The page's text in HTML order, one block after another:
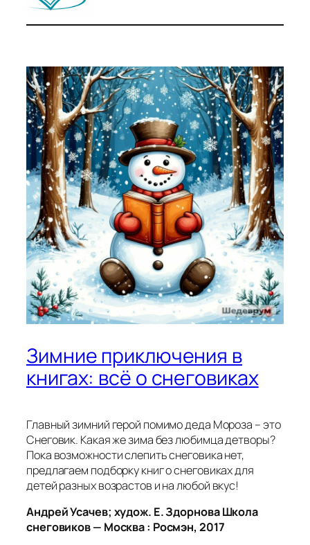
Зимние приключения в
книгах: всё о снеговиках
Главный зимний герой помимо деда Мороза – это
Снеговик. Какая же зима без любимца детворы?
Пока возможности слепить снеговика нет,
предлагаем подборку книг о снеговиках для
детей разных возрастов и на любой вкус!
Андрей Усачев; худож. Е. Здорнова Школа
снеговиков — Москва : Росмэн, 2017